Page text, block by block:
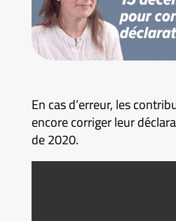
En cas d’erreur, les
encore corriger leur
de 2020.